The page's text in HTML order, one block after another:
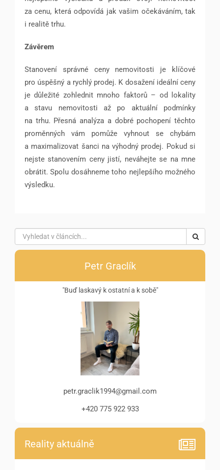
za cenu, která odpovídá jak vašim očekáváním, tak
i realitě trhu.
Závěrem
Stanovení správné ceny nemovitosti je klíčové
pro úspěšný a rychlý prodej. K dosažení ideální ceny
je důležité zohlednit mnoho faktorů – od lokality
a stavu nemovitosti až po aktuální podmínky
na trhu. Přesná analýza a dobré pochopení těchto
proměnných vám pomůže vyhnout se chybám
a maximalizovat šanci na výhodný prodej. Pokud si
nejste stanovením ceny jistí, neváhejte se na mne
obrátit. Spolu dosáhneme toho nejlepšího možného
výsledku.
Petr Graclík
"Buď laskavý k ostatní a k sobě"
petr.graclik1994@gmail.com
+420 775 922 933
Reality aktuálně